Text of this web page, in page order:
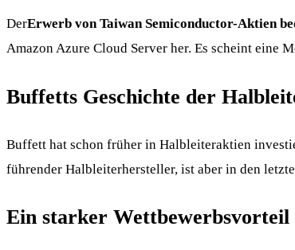
DerErwerb von Taiwan Semiconductor-Aktien
Amazon Azure Cloud Server her. Es scheint eine
Buffetts Geschichte der
Buffett hat schon früher in Halbleiteraktien
führender Halbleiterhersteller, ist aber in den
Ein starker Wettbewerbsvorteil